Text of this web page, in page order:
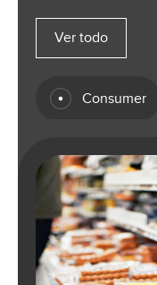
Consumer
Ver todo